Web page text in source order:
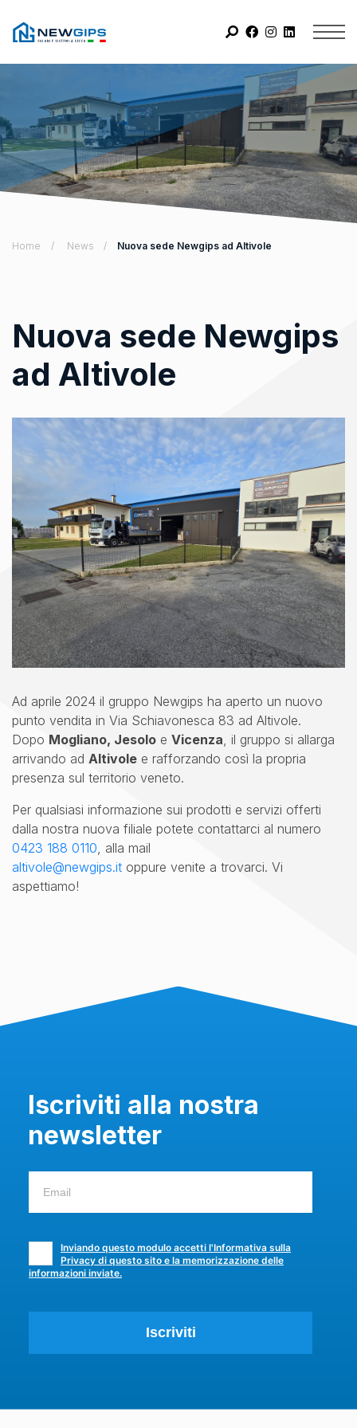
Home News Nuova sede Newgips ad Altivole
Nuova sede Newgips
ad Altivole
Ad aprile 2024 il gruppo Newgips ha aperto un nuovo
punto vendita in Via Schiavonesca 83 ad Altivole.
Dopo Mogliano, Jesolo e Vicenza , il gruppo si allarga
arrivando ad Altivole e rafforzando così la propria
presenza sul territorio veneto.
Per qualsiasi informazione sui prodotti e servizi offerti
dalla nostra nuova filiale potete contattarci al numero
0423 188 0110 , alla mail
altivole@newgips.it oppure venite a trovarci. Vi
aspettiamo!
Iscriviti alla nostra
newsletter